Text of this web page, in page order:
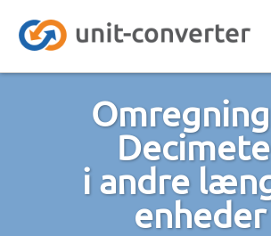
i andre
enheder